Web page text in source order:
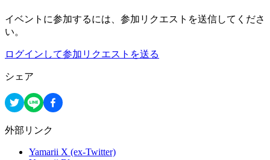
イベントに参加するには、参加リクエストを送信してくださ
い。
ログインして参加リクエストを送る
シェア
外部リンク
Yamarii X (ex-Twitter)